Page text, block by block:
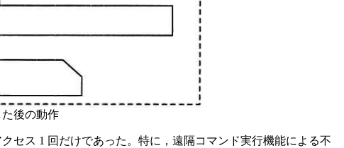
後の動作
セス 1 回だけであった。特に，遠隔コマンド実行機能による不